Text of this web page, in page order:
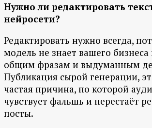
Нужно ли редактировать
нейросети?
Редактировать нужно всегда,
модель не знает вашего бизнеса
общим фразам и выдуманным
Публикация сырой генерации,
частая причина, по которой
чувствует фальшь и перестаёт
посты.